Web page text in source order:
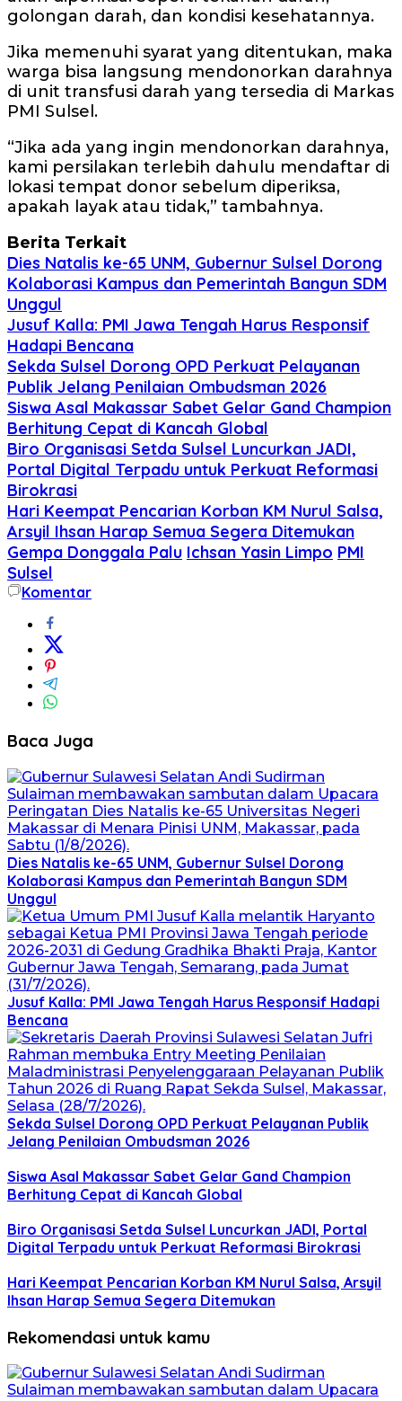
golongan darah, dan kondisi kesehatannya.
Jika memenuhi syarat yang ditentukan, maka
warga bisa langsung mendonorkan darahnya
di unit transfusi darah yang tersedia di Markas
PMI Sulsel.
“Jika ada yang ingin mendonorkan darahnya,
kami persilakan terlebih dahulu mendaftar di
lokasi tempat donor sebelum diperiksa,
apakah layak atau tidak,” tambahnya.
Berita Terkait
Dies Natalis ke-65 UNM, Gubernur Sulsel Dorong
Kolaborasi Kampus dan Pemerintah Bangun SDM
Unggul
Jusuf Kalla: PMI Jawa Tengah Harus Responsif
Hadapi Bencana
Sekda Sulsel Dorong OPD Perkuat Pelayanan
Publik Jelang Penilaian Ombudsman 2026
Siswa Asal Makassar Sabet Gelar Gand Champion
Berhitung Cepat di Kancah Global
Biro Organisasi Setda Sulsel Luncurkan JADI,
Portal Digital Terpadu untuk Perkuat Reformasi
Birokrasi
Hari Keempat Pencarian Korban KM Nurul Salsa,
Arsyil Ihsan Harap Semua Segera Ditemukan
Gempa Donggala Palu Ichsan Yasin Limpo PMI
Sulsel
Komentar
Baca Juga
Dies Natalis ke-65 UNM, Gubernur Sulsel Dorong
Kolaborasi Kampus dan Pemerintah Bangun SDM
Unggul
Jusuf Kalla: PMI Jawa Tengah Harus Responsif Hadapi
Bencana
Sekda Sulsel Dorong OPD Perkuat Pelayanan Publik
Jelang Penilaian Ombudsman 2026
Siswa Asal Makassar Sabet Gelar Gand Champion
Berhitung Cepat di Kancah Global
Biro Organisasi Setda Sulsel Luncurkan JADI, Portal
Digital Terpadu untuk Perkuat Reformasi Birokrasi
Hari Keempat Pencarian Korban KM Nurul Salsa, Arsyil
Ihsan Harap Semua Segera Ditemukan
Rekomendasi untuk kamu